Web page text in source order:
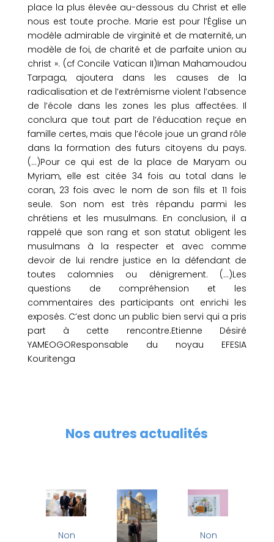
place la plus élevée au-dessous du Christ et elle
nous est toute proche. Marie est pour l’Église un
modèle admirable de virginité et de maternité, un
modèle de foi, de charité et de parfaite union au
christ ». (cf Concile Vatican II)Iman Mahamoudou
Tarpaga, ajoutera dans les causes de la
radicalisation et de l’extrémisme violent l’absence
de l’école dans les zones les plus affectées. Il
conclura que tout part de l’éducation reçue en
famille certes, mais que l’école joue un grand rôle
dans la formation des futurs citoyens du pays.
(…)Pour ce qui est de la place de Maryam ou
Myriam, elle est citée 34 fois au total dans le
coran, 23 fois avec le nom de son fils et 11 fois
seule. Son nom est très répandu parmi les
chrétiens et les musulmans. En conclusion, il a
rappelé que son rang et son statut obligent les
musulmans à la respecter et avec comme
devoir de lui rendre justice en la défendant de
toutes calomnies ou dénigrement. (…)Les
questions de compréhension et les
commentaires des participants ont enrichi les
exposés. C’est donc un public bien servi qui a pris
part à cette rencontre.Etienne Désiré
YAMEOGOResponsable du noyau EFESIA
Kouritenga
Nos autres actualités
Non
Non